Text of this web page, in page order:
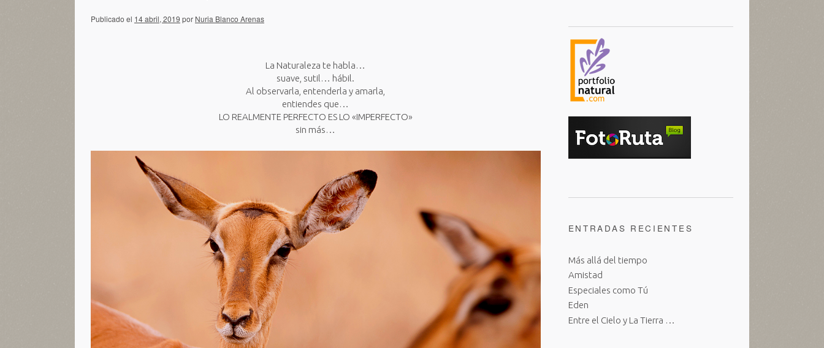
Publicado el 14 abril, 2019 por Nuria Blanco Arenas
La Naturaleza te habla…
suave, sutil… hábil.
Al observarla, entenderla y amarla,
entiendes que…
LO REALMENTE PERFECTO ES LO «IMPERFECTO»
sin más…
ENTRADAS RECIENTES
Más allá del tiempo
Amistad
Especiales como Tú
Eden
Entre el Cielo y La Tierra …